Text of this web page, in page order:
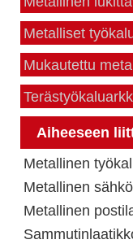
Metalliset
Mukautettu
Aiheeseen
Metallinen
Metallinen
Metallinen